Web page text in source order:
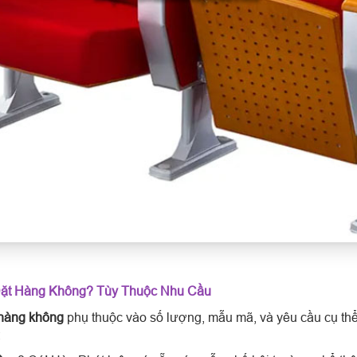
Hàng Không? Tùy Thuộc Nhu Cầu
không phụ thuộc vào số lượng, mẫu mã, và yêu cầu cụ